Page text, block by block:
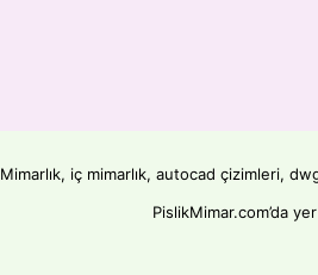
Mimarlık, iç mimarlık, autocad çizimleri,
PislikMimar.com’da